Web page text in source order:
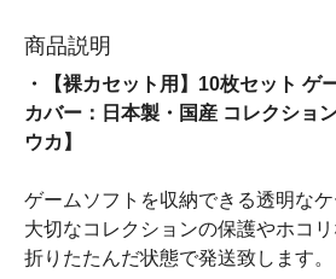
商品説明
・【裸カセット用】10枚セット ゲ
カバー：日本製・国産 コレクショ
ウカ】
ゲームソフトを収納できる透明なケ
大切なコレクションの保護やホコリ
折りたたんだ状態で発送致します。